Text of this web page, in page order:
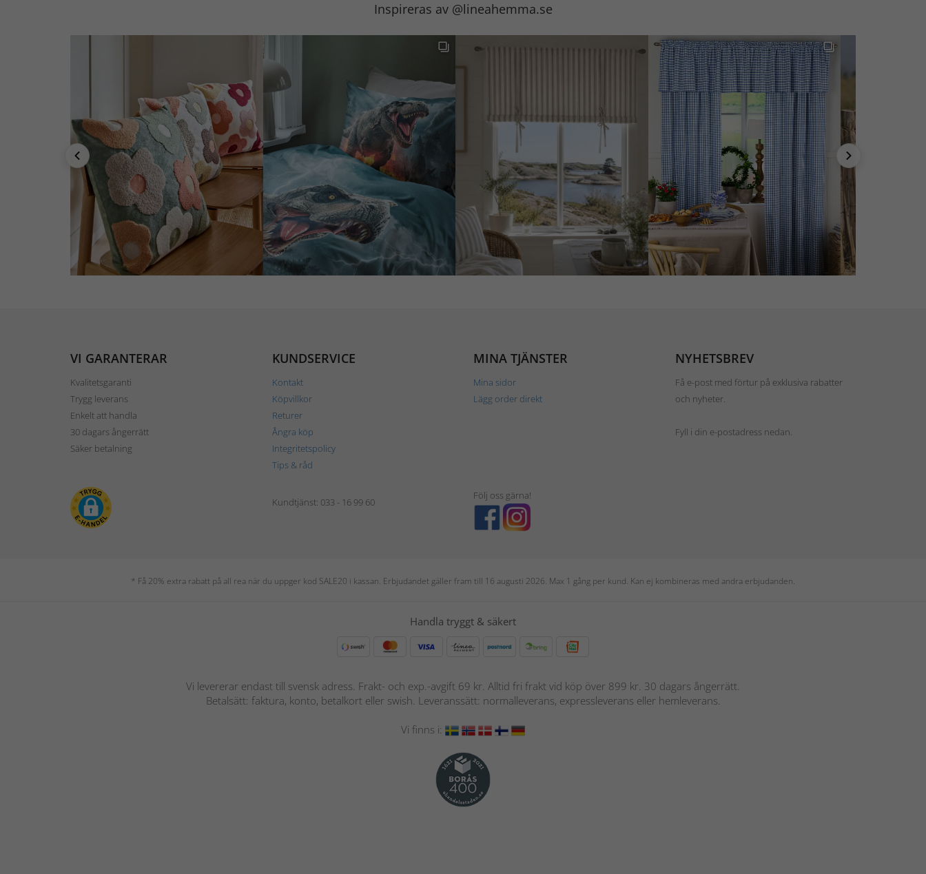
Inspireras av @lineahemma.se
VI GARANTERAR
Kvalitetsgaranti
Trygg leverans
Enkelt att handla
30 dagars ångerrätt
Säker betalning
KUNDSERVICE
Kontakt
Köpvillkor
Returer
Ångra köp
Integritetspolicy
Tips & råd
MINA TJÄNSTER
Mina sidor
Lägg order direkt
NYHETSBREV
Få e-post med förtur på exklusiva rabatter
och nyheter.
Fyll i din e-postadress nedan.
Kundtjänst: 033 - 16 99 60
Följ oss gärna!
* Få 20% extra rabatt på all rea när du uppger kod SALE20 i kassan. Erbjudandet gäller fram till 16 augusti 2026. Max 1 gång per kund. Kan ej kombineras med andra erbjudanden.
Handla tryggt & säkert
Vi levererar endast till svensk adress. Frakt- och exp.-avgift 69 kr. Alltid fri frakt vid köp över 899 kr. 30 dagars ångerrätt.
Betalsätt: faktura, konto, betalkort eller swish. Leveranssätt: normalleverans, expressleverans eller hemleverans.
Vi finns i: